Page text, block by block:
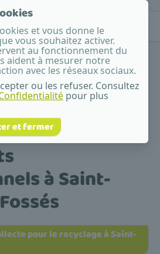
des déchets professionnels
et recyclage
à Saint-
pour le recyclage à Saint-
et vous donne le
vous souhaitez activer.
au fonctionnement du
aident à mesurer notre
avec les réseaux sociaux.
ou les refuser. Consultez
pour plus
et fermer